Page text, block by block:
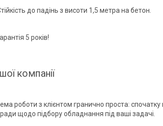
до падінь з висоти 1,5 метра на бетон.
5 років!
компанії
роботи з клієнтом гранично проста:
щодо підбору обладнання під ваші задачі.